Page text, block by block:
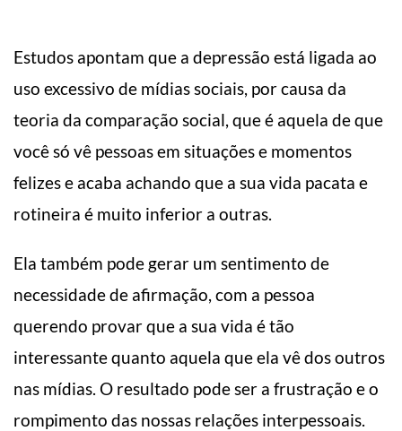
Estudos apontam que a depressão está ligada ao
uso excessivo de mídias sociais, por causa da
teoria da comparação social, que é aquela de que
você só vê pessoas em situações e momentos
felizes e acaba achando que a sua vida pacata e
rotineira é muito inferior a outras.
Ela também pode gerar um sentimento de
necessidade de afirmação, com a pessoa
querendo provar que a sua vida é tão
interessante quanto aquela que ela vê dos outros
nas mídias. O resultado pode ser a frustração e o
rompimento das nossas relações interpessoais.